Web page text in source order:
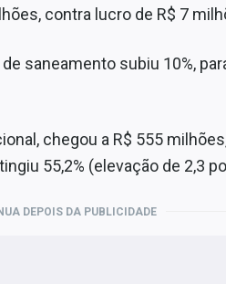
contra lucro de R$ 7
saneamento subiu 10%,
chegou a R$ 555
55,2% (elevação de 2,3
DEPOIS DA PUBLICIDADE